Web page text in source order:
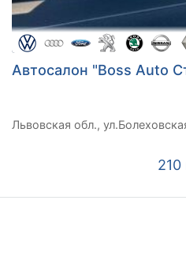
вперед.
Це і є філософія Boss Auto.
підходу до надання послуг
Автосалон "Boss Auto
Львовская обл.,